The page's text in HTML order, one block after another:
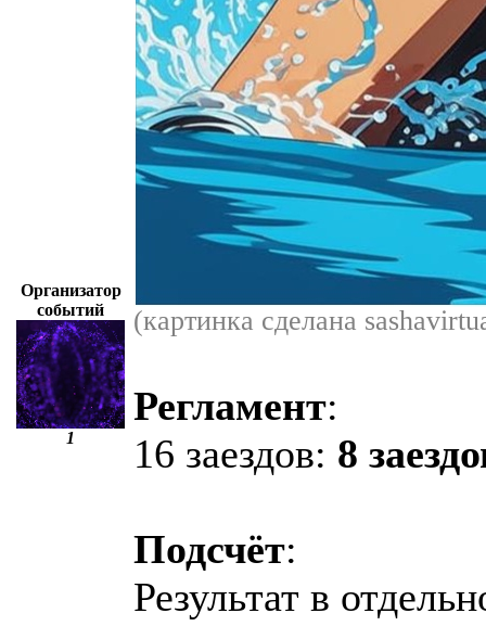
Организатор
событий
1
(картинка сделана
Регламент:
16 заездов: 8
Подсчёт:
Результат в